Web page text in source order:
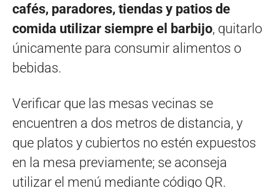
cafés, paradores, tiendas y patios de
comida utilizar siempre el barbijo, quitarlo
únicamente para consumir alimentos o
bebidas.
Verificar que las mesas vecinas se
encuentren a dos metros de distancia, y
que platos y cubiertos no estén expuestos
en la mesa previamente; se aconseja
utilizar el menú mediante código QR.